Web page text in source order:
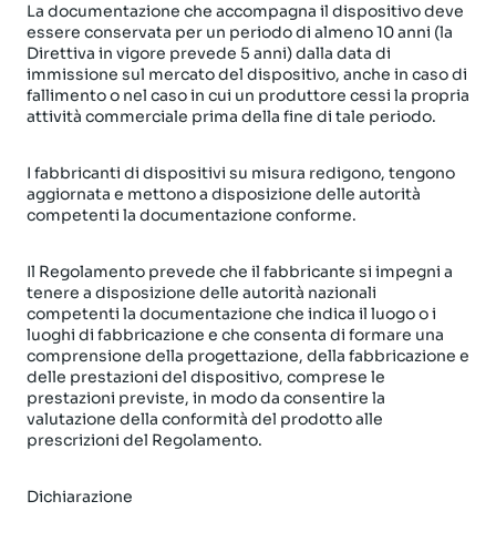
La documentazione che accompagna il dispositivo deve
essere conservata per un periodo di almeno 10 anni (la
Direttiva in vigore prevede 5 anni) dalla data di
immissione sul mercato del dispositivo, anche in caso di
fallimento o nel caso in cui un produttore cessi la propria
attività commerciale prima della fine di tale periodo.
I fabbricanti di dispositivi su misura redigono, tengono
aggiornata e mettono a disposizione delle autorità
competenti la documentazione conforme.
Il Regolamento prevede che il fabbricante si impegni a
tenere a disposizione delle autorità nazionali
competenti la documentazione che indica il luogo o i
luoghi di fabbricazione e che consenta di formare una
comprensione della progettazione, della fabbricazione e
delle prestazioni del dispositivo, comprese le
prestazioni previste, in modo da consentire la
valutazione della conformità del prodotto alle
prescrizioni del Regolamento.
Dichiarazione